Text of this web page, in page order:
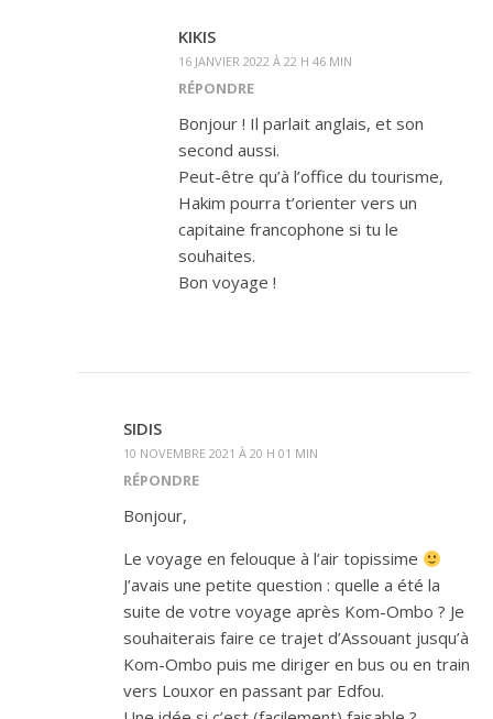
KIKIS
16 JANVIER 2022 À 22 H 46 MIN
RÉPONDRE
Bonjour ! Il parlait anglais, et son
second aussi.
Peut-être qu’à l’office du tourisme,
Hakim pourra t’orienter vers un
capitaine francophone si tu le
souhaites.
Bon voyage !
SIDIS
10 NOVEMBRE 2021 À 20 H 01 MIN
RÉPONDRE
Bonjour,
Le voyage en felouque à l’air topissime
J’avais une petite question : quelle a été la
suite de votre voyage après Kom-Ombo ? Je
souhaiterais faire ce trajet d’Assouant jusqu’à
Kom-Ombo puis me diriger en bus ou en train
vers Louxor en passant par Edfou.